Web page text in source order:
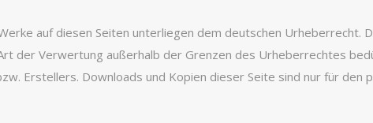
auf diesen Seiten unterliegen dem deutschen Urheberrecht.
der Verwertung außerhalb der Grenzen des Urheberrechtes
Erstellers. Downloads und Kopien dieser Seite sind nur für den